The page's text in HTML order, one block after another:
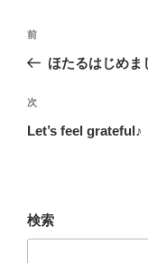
投
ビ
ゲ
ン
前
の
稿
前
ほたるはじめま
次
の
次
Let’s feel grateful♪
検索